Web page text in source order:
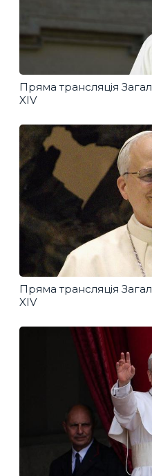
Пряма трансляція
XIV
Пряма трансляція
XIV